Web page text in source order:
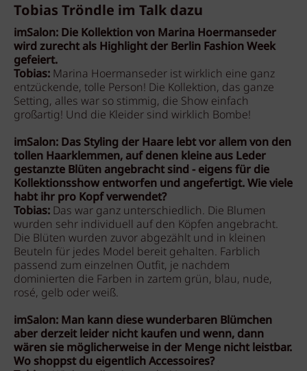
Tobias Tröndle im Talk dazu
imSalon: Die Kollektion von Marina Hoermanseder
wird zurecht als Highlight der Berlin Fashion Week
gefeiert.
Tobias: Marina Hoermanseder ist wirklich eine ganz
entzückende, tolle Person! Die Kollektion, das ganze
Setting, alles war so stimmig, die Show einfach
großartig! Und die Kleider sind wirklich Bombe!
imSalon: Das Styling der Haare lebt vor allem von den
tollen Haarklemmen, auf denen kleine aus Leder
gestanzte Blüten angebracht sind - eigens für die
Kollektionsshow entworfen und angefertigt. Wie viele
habt ihr pro Kopf verwendet?
Tobias: Das war ganz unterschiedlich. Die Blumen
wurden sehr individuell auf den Köpfen angebracht.
Die Blüten wurden zuvor abgezählt und in kleinen
Beuteln für jedes Model bereit gehalten. Farblich
passend zum einzelnen Outfit, je nachdem
dominierten die Farben in zartem grün, blau, nude,
rosé, gelb oder weiß.
imSalon: Man kann diese wunderbaren Blümchen
aber derzeit leider nicht kaufen und wenn, dann
wären sie möglicherweise in der Menge nicht leistbar.
Wo shoppst du eigentlich Accessoires?